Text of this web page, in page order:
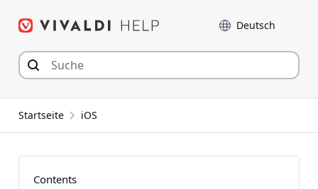
Inhalt
Sprache
Startseite iOS
Contents